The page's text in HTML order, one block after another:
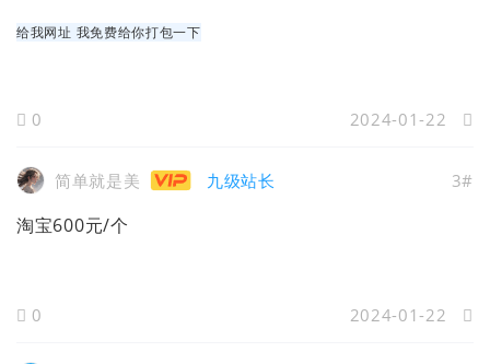
给我网址 我免费给你打包一下
0 2024-01-22
简单就是美 九级站长 3#
淘宝600元/个
0 2024-01-22